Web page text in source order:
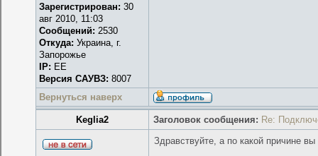
Зарегистрирован: 30
авг 2010, 11:03
Сообщений: 2530
Откуда: Украина, г.
Запорожье
IP: EE
Версия САУВЗ: 8007
Вернуться наверх
Keglia2 Заголовок сообщения: Re:
Здравствуйте, а по какой причине